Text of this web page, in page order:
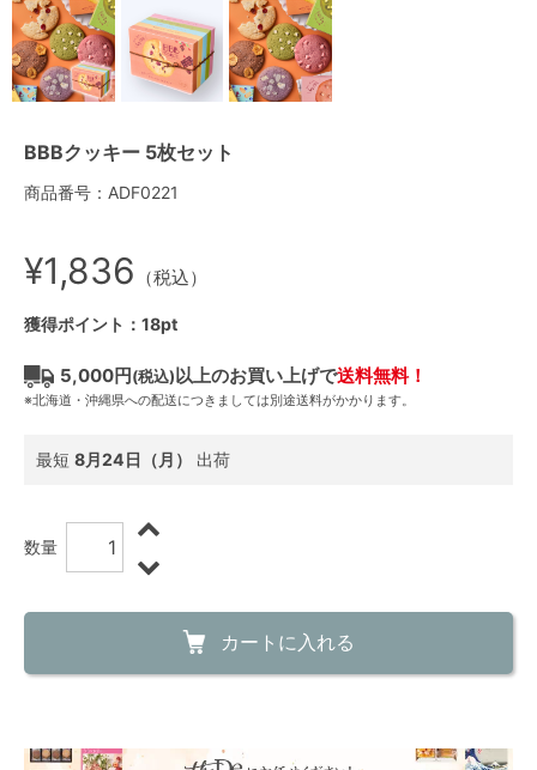
BBBクッキー 5枚セット
商品番号：ADF0221
¥1,836 （税込）
獲得ポイント：18pt
5,000円(税込)以上のお買い上げで送料無料！
※北海道・沖縄県への配送につきましては別途送料がかかります。
最短 8月24日（月） 出荷
数量
カートに入れる